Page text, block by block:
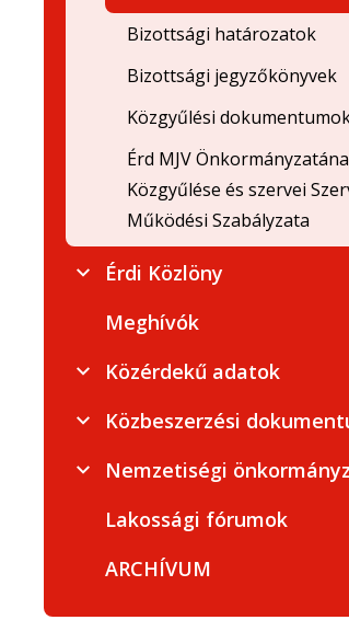
Bizottsági határozatok
Bizottsági jegyzőkönyvek
Közgyűlési
Érd MJV
Közgyűlése és szervei
Működési Szabályzata
Érdi Közlöny
Meghívók
Közérdekű adatok
Közbeszerzési
Nemzetiségi
Lakossági fórumok
ARCHÍVUM